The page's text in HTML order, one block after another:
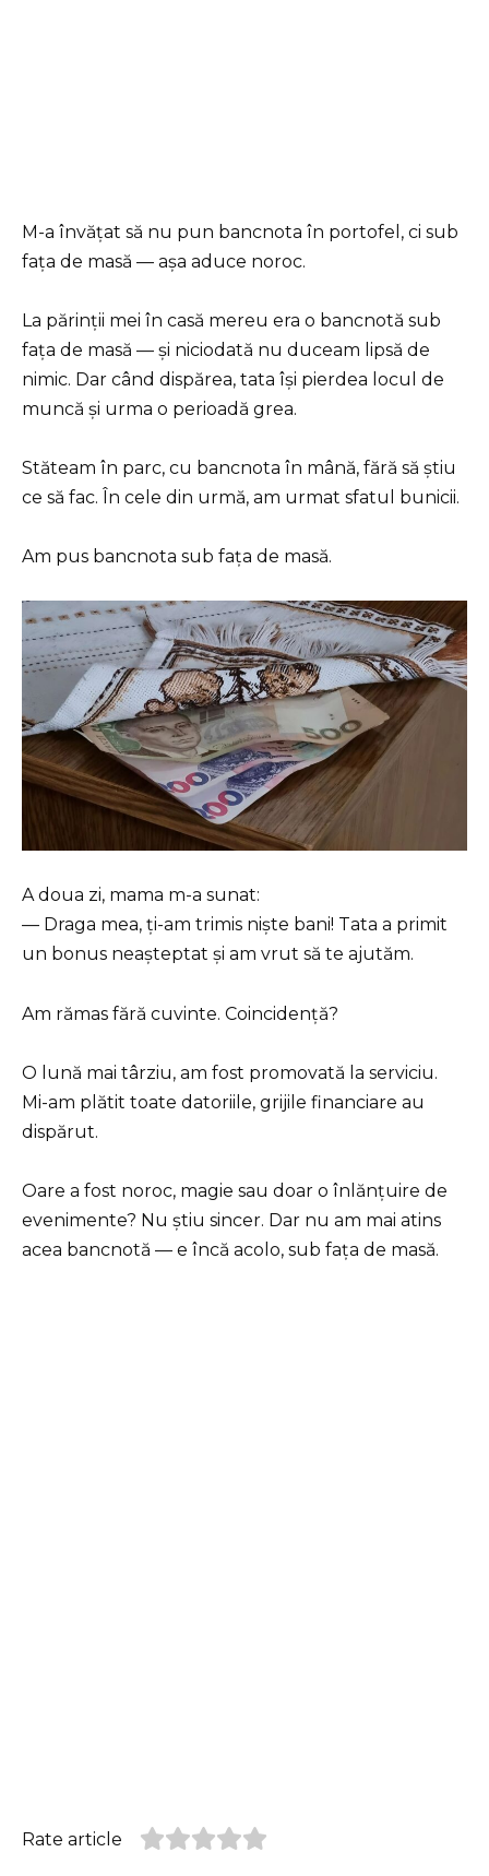
M-a învățat să nu pun bancnota în portofel, ci sub
fața de masă — așa aduce noroc.
La părinții mei în casă mereu era o bancnotă sub
fața de masă — și niciodată nu duceam lipsă de
nimic. Dar când dispărea, tata își pierdea locul de
muncă și urma o perioadă grea.
Stăteam în parc, cu bancnota în mână, fără să știu
ce să fac. În cele din urmă, am urmat sfatul bunicii.
Am pus bancnota sub fața de masă.
A doua zi, mama m-a sunat:
— Draga mea, ți-am trimis niște bani! Tata a primit
un bonus neașteptat și am vrut să te ajutăm.
Am rămas fără cuvinte. Coincidență?
O lună mai târziu, am fost promovată la serviciu.
Mi-am plătit toate datoriile, grijile financiare au
dispărut.
Oare a fost noroc, magie sau doar o înlănțuire de
evenimente? Nu știu sincer. Dar nu am mai atins
acea bancnotă — e încă acolo, sub fața de masă.
Rate article